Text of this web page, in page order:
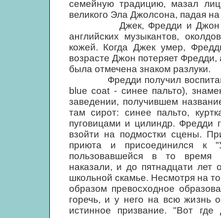
семейную традицию, мазал
великого Эла Джолсона, падая
Джек, Фредди и Джон
английских музыкантов,
кожей. Когда Джек умер,
возрасте Джон потеряет
была отмечена знаком разлуки.
Фредди получил
blue coat - синее пальто),
заведении, получившем
там сирот: синее пальто,
пуговицами и цилиндр. Фредди
взойти на подмостки сцены.
приюта и присоединился к
пользовавшейся в то время
наказали, и до пятнадцати
школьной скамье. Несмотря на
образом превосходное
горечь, и у него на всю жизнь
истинное призвание. "Вот